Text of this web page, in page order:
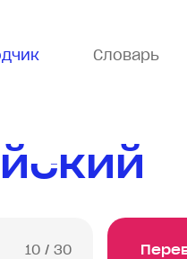
Словарь
10 / 30